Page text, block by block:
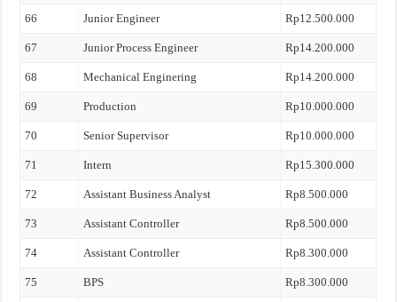
66 Junior Engineer Rp12.500.000
67 Junior Process Engineer Rp14.200.000
68 Mechanical Enginering Rp14.200.000
69 Production Rp10.000.000
70 Senior Supervisor Rp10.000.000
71 Intern Rp15.300.000
72 Assistant Business Analyst Rp8.500.000
73 Assistant Controller Rp8.500.000
74 Assistant Controller Rp8.300.000
75 BPS Rp8.300.000